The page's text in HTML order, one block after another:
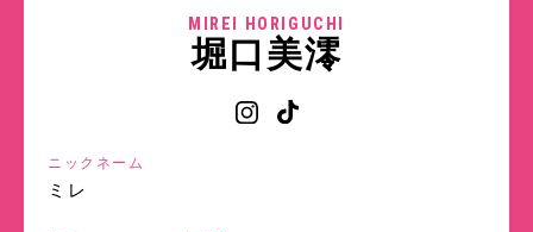
MIREI HORIGUCHI
堀口美澪
ニックネーム
ミレ